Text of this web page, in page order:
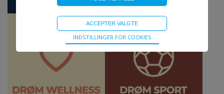
Bliver brugt til at opretholde driften af websitet, uden
disse vil funktionalitet på websitet ikke fungere.
INDSTILLINGER FOR COOKIES